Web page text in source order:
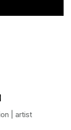
| artist